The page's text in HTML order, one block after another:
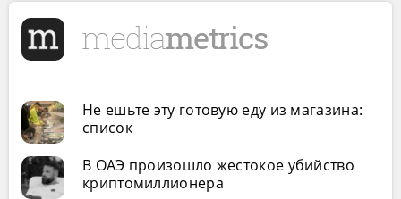
Не ешьте эту готовую еду из магазина:
список
В ОАЭ произошло жестокое убийство
криптомиллионера